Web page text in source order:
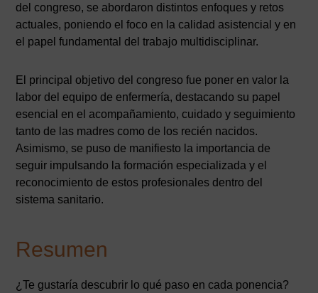
del congreso, se abordaron distintos enfoques y retos
actuales, poniendo el foco en la calidad asistencial y en
el papel fundamental del trabajo multidisciplinar.
El principal objetivo del congreso fue poner en valor la
labor del equipo de enfermería, destacando su papel
esencial en el acompañamiento, cuidado y seguimiento
tanto de las madres como de los recién nacidos.
Asimismo, se puso de manifiesto la importancia de
seguir impulsando la formación especializada y el
reconocimiento de estos profesionales dentro del
sistema sanitario.
Resumen
¿Te gustaría descubrir lo qué paso en cada ponencia?